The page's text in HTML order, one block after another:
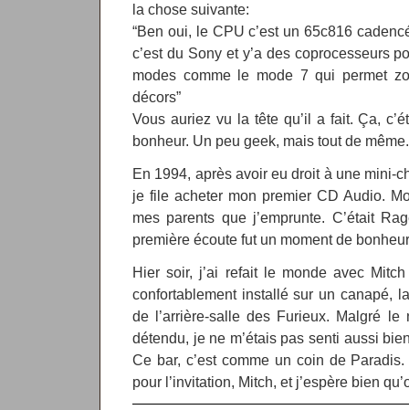
la chose suivante:
“Ben oui, le CPU c’est un 65c816
c’est du Sony et y’a des coprocesseurs
modes comme le mode 7 qui permet
décors”
Vous auriez vu la tête qu’il a fait. Ça,
bonheur. Un peu geek, mais tout de même.
En 1994, après avoir eu droit à une mini-
je file acheter mon premier CD Audio.
mes parents que j’emprunte. C’était
première écoute fut un moment de
Hier soir, j’ai refait le monde avec
confortablement installé sur un canapé,
de l’arrière-salle des Furieux. Malgré le
détendu, je ne m’étais pas senti aussi
Ce bar, c’est comme un coin de
pour l’invitation, Mitch, et j’espère bien